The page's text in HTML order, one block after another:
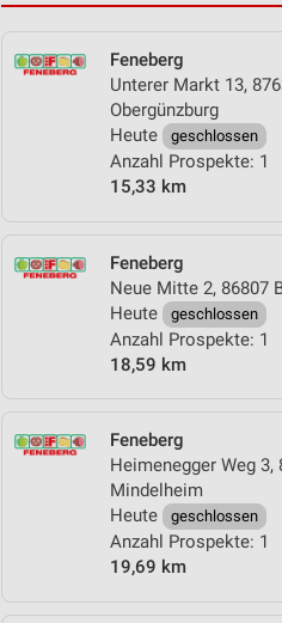
Feneberg
Unterer Markt 13,
Obergünzburg
Heute
geschlossen
Anzahl Prospekte: 1
15,33 km
Feneberg
Neue Mitte 2, 86807
Heute
geschlossen
Anzahl Prospekte: 1
18,59 km
Feneberg
Heimenegger Weg 3,
Mindelheim
Heute
geschlossen
Anzahl Prospekte: 1
19,69 km